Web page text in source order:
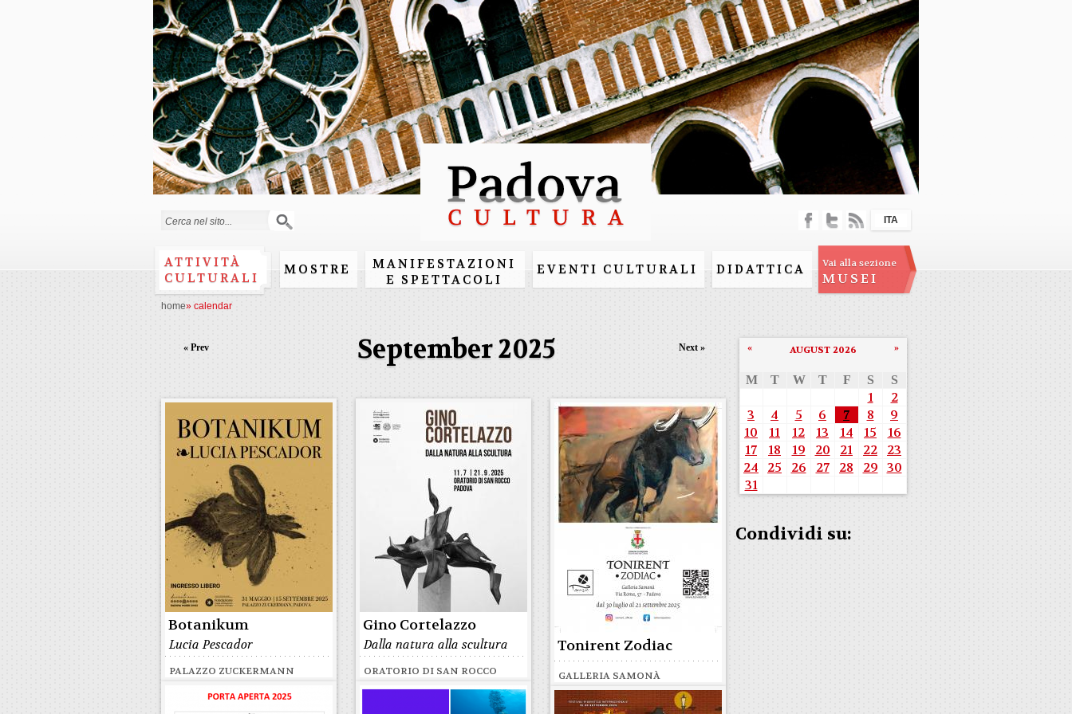
Skip to
main
content
ATTIVITÀ
CULTURALI
MOSTRE
MANIFESTAZIONI
E SPETTACOLI
EVENTI CULTURALI DIDATTICA Vai alla sezione
MUSEI
ITA
home» calendar
September 2025
« Prev Next »
Botanikum
Lucia Pescador
PALAZZO ZUCKERMANN
Gino Cortelazzo
Dalla natura alla scultura
ORATORIO DI SAN ROCCO
Tonirent Zodiac
GALLERIA SAMONÀ
AUGUST 2026
« »
M T W T F S S
1
2
3
4 5 6 7 8
9
10
11 12 13 14 15
16
17
18 19 20 21 22
23
24
25 26 27 28 29 30
31
Condividi su: